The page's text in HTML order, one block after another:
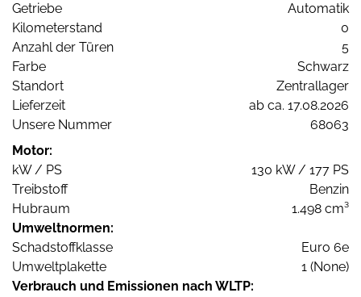
Getriebe
Automatik
Kilometerstand
0
Anzahl der Türen
5
Farbe
Schwarz
Standort
Zentrallager
Lieferzeit
ab ca. 17.08.2026
Unsere Nummer
68063
Motor:
kW / PS
130 kW / 177 PS
Treibstoff
Benzin
Hubraum
1.498 cm³
Umweltnormen:
Schadstoffklasse
Euro 6e
Umweltplakette
1 (None)
Verbrauch und Emissionen nach WLTP: